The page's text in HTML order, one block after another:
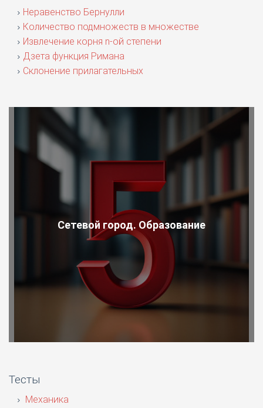
Неравенство Бернулли
Количество подмножеств в множестве
Извлечение корня n-ой степени
Дзета функция Римана
Склонение прилагательных
Сетевой город. Образование
Тесты
Механика